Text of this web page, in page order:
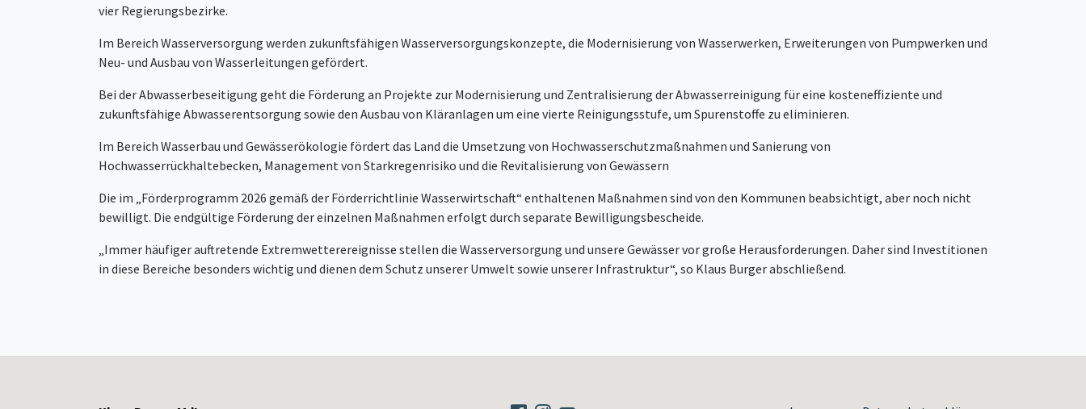
vier Regierungsbezirke.
Im Bereich Wasserversorgung werden zukunftsfähigen Wasserversorgungskonzepte, die Modernisierung von Wasserwerken, Erweiterungen von Pumpwerken und
Neu- und Ausbau von Wasserleitungen gefördert.
Bei der Abwasserbeseitigung geht die Förderung an Projekte zur Modernisierung und Zentralisierung der Abwasserreinigung für eine kosteneffiziente und
zukunftsfähige Abwasserentsorgung sowie den Ausbau von Kläranlagen um eine vierte Reinigungsstufe, um Spurenstoffe zu eliminieren.
Im Bereich Wasserbau und Gewässerökologie fördert das Land die Umsetzung von Hochwasserschutzmaßnahmen und Sanierung von
Hochwasserrückhaltebecken, Management von Starkregenrisiko und die Revitalisierung von Gewässern
Die im „Förderprogramm 2026 gemäß der Förderrichtlinie Wasserwirtschaft“ enthaltenen Maßnahmen sind von den Kommunen beabsichtigt, aber noch nicht
bewilligt. Die endgültige Förderung der einzelnen Maßnahmen erfolgt durch separate Bewilligungsbescheide.
„Immer häufiger auftretende Extremwetterereignisse stellen die Wasserversorgung und unsere Gewässer vor große Herausforderungen. Daher sind Investitionen
in diese Bereiche besonders wichtig und dienen dem Schutz unserer Umwelt sowie unserer Infrastruktur“, so Klaus Burger abschließend.